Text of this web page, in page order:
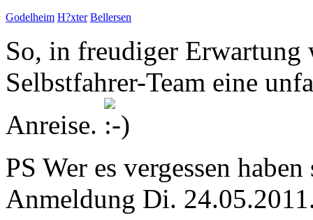
Godelheim H?xter Bellersen
So, in freudiger Erwartung
Selbstfahrer-Team eine
Anreise.
PS Wer es vergessen
Anmeldung Di.